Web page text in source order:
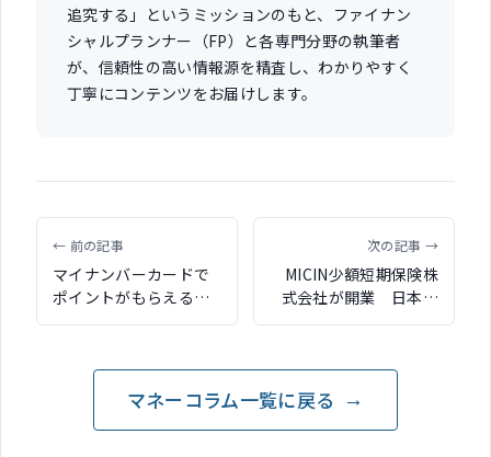
追究する」というミッションのもと、ファイナン
シャルプランナー（FP）と各専門分野の執筆者
が、信頼性の高い情報源を精査し、わかりやすく
丁寧にコンテンツをお届けします。
← 前の記事
マイナンバーカードで
ポイントがもらえる、
自治体マイナポイント
始 出産祝い金などを
キャッシュレスで給付
次の記事 →
MICIN少額短期保険株
式会社が開業 日本初
の乳がん・子宮頸が
向け保険を発売
マネーコラム一覧に戻る